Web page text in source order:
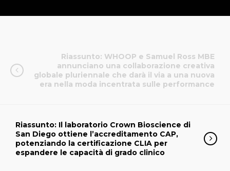
Riassunto: WHOOP e Samuel Ross MBE
annunciano una collaborazione creativa
globale pluriennale che darà il via a una nuova
era nella moda incentrata sulle performance
Riassunto: Il laboratorio Crown Bioscience di
San Diego ottiene l’accreditamento CAP,
potenziando la certificazione CLIA per
espandere le capacità di grado clinico